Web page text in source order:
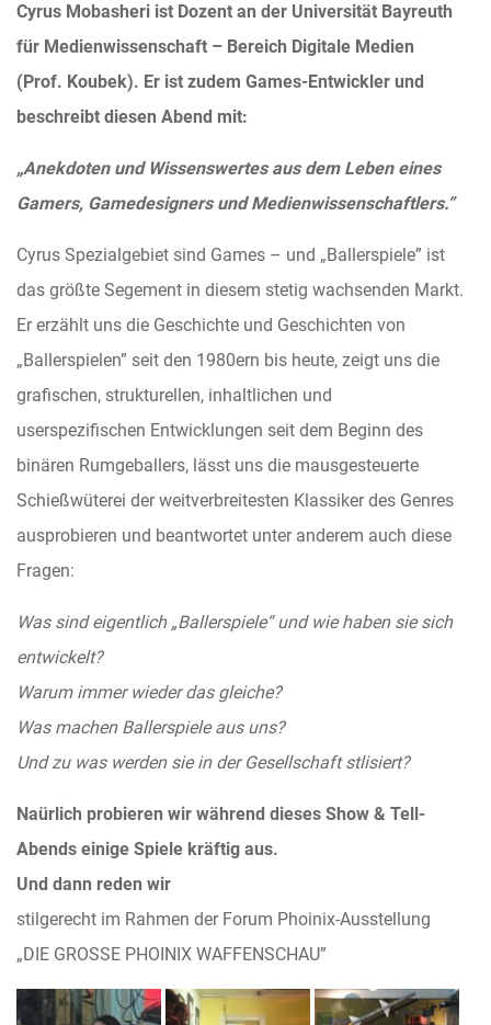
Cyrus Mobasheri ist Dozent an der Universität Bayreuth
für Medienwissenschaft – Bereich Digitale Medien
(Prof. Koubek). Er ist zudem Games-Entwickler und
beschreibt diesen Abend mit:
„Anekdoten und Wissenswertes aus dem Leben eines
Gamers, Gamedesigners und Medienwissenschaftlers.”
Cyrus Spezialgebiet sind Games – und „Ballerspiele” ist
das größte Segement in diesem stetig wachsenden Markt.
Er erzählt uns die Geschichte und Geschichten von
„Ballerspielen” seit den 1980ern bis heute, zeigt uns die
grafischen, strukturellen, inhaltlichen und
userspezifischen Entwicklungen seit dem Beginn des
binären Rumgeballers, lässt uns die mausgesteuerte
Schießwüterei der weitverbreitesten Klassiker des Genres
ausprobieren und beantwortet unter anderem auch diese
Fragen:
Was sind eigentlich „Ballerspiele“ und wie haben sie sich
entwickelt?
Warum immer wieder das gleiche?
Was machen Ballerspiele aus uns?
Und zu was werden sie in der Gesellschaft stlisiert?
Naürlich probieren wir während dieses Show & Tell-
Abends einige Spiele kräftig aus.
Und dann reden wir
stilgerecht im Rahmen der Forum Phoinix-Ausstellung
„DIE GROSSE PHOINIX WAFFENSCHAU”